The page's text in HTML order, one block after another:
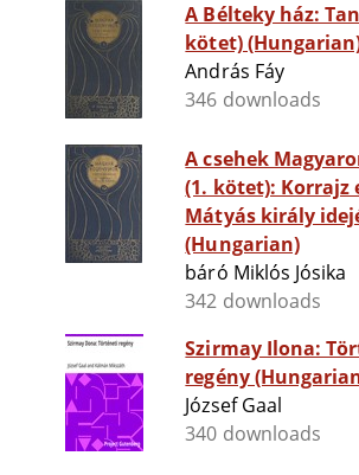
A Bélteky ház:
kötet)
András Fáy
346 downloads
A csehek
(1. kötet): Korrajz
Mátyás király
(Hungarian)
báró Miklós Jósika
342 downloads
Szirmay Ilona:
regény
József Gaal
340 downloads